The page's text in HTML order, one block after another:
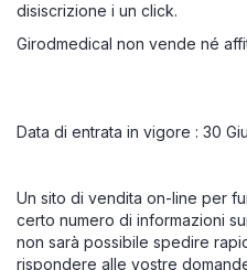
disiscrizione i un click.
Girodmedical non vende né
Data di entrata in vigore : 30
Un sito di vendita on-line per
certo numero di informazioni
non sarà possibile spedire
rispondere alle vostre